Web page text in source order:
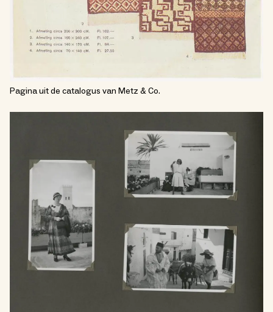
Pagina uit de catalogus van Metz & Co.